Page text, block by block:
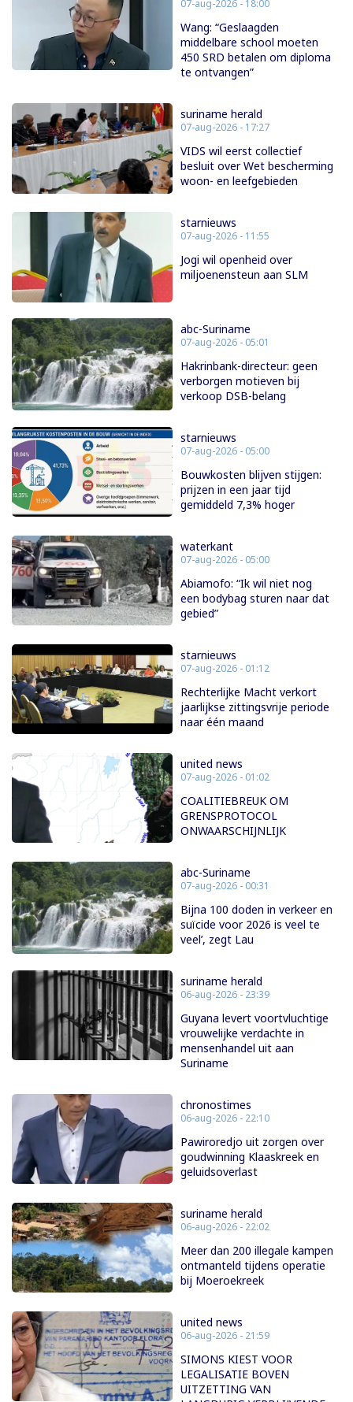
07-aug-2026 - 18:00
Wang: “Geslaagden
middelbare school moeten
450 SRD betalen om diploma
te ontvangen”
suriname herald
07-aug-2026 - 17:27
VIDS wil eerst collectief
besluit over Wet bescherming
woon- en leefgebieden
starnieuws
07-aug-2026 - 11:55
Jogi wil openheid over
miljoenensteun aan SLM
abc-Suriname
07-aug-2026 - 05:01
Hakrinbank-directeur: geen
verborgen motieven bij
verkoop DSB-belang
starnieuws
07-aug-2026 - 05:00
Bouwkosten blijven stijgen:
prijzen in een jaar tijd
gemiddeld 7,3% hoger
waterkant
07-aug-2026 - 05:00
Abiamofo: “Ik wil niet nog
een bodybag sturen naar dat
gebied”
starnieuws
07-aug-2026 - 01:12
Rechterlijke Macht verkort
jaarlijkse zittingsvrije periode
naar één maand
united news
07-aug-2026 - 01:02
COALITIEBREUK OM
GRENSPROTOCOL
ONWAARSCHIJNLIJK
abc-Suriname
07-aug-2026 - 00:31
Bijna 100 doden in verkeer en
suïcide voor 2026 is veel te
veel’, zegt Lau
suriname herald
06-aug-2026 - 23:39
Guyana levert voortvluchtige
vrouwelijke verdachte in
mensenhandel uit aan
Suriname
chronostimes
06-aug-2026 - 22:10
Pawiroredjo uit zorgen over
goudwinning Klaaskreek en
geluidsoverlast
suriname herald
06-aug-2026 - 22:02
Meer dan 200 illegale kampen
ontmanteld tijdens operatie
bij Moeroekreek
united news
06-aug-2026 - 21:59
SIMONS KIEST VOOR
LEGALISATIE BOVEN
UITZETTING VAN